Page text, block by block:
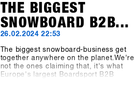
THE BIGGEST
SNOWBOARD B2B...
26.02.2024 22:53
The biggest snowboard-business get
together anywhere on the planet.We're
not the ones claiming that, it's what
Europe's largest Boardsport B2B